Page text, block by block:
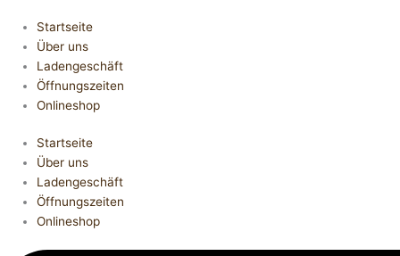
Startseite
Über uns
Ladengeschäft
Öffnungszeiten
Onlineshop
Startseite
Über uns
Ladengeschäft
Öffnungszeiten
Onlineshop